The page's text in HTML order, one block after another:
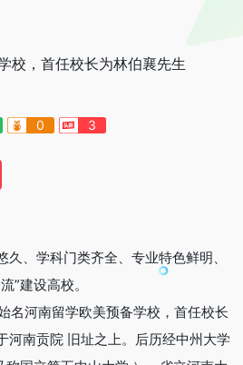
校，首任校长为林伯襄先生
0 3
、学科门类齐全、专业特色鲜明、
”建设高校。
名河南留学欧美预备学校，首任校长
河南贡院 旧址之上。后历经中州大学